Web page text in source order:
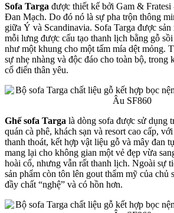
Sofa Targa được thiết kế bởi Gam &
Đan Mạch. Do đó nó là sự pha trộn thông
giữa Ý và Scandinavia. Sofa Targa được sản
mỗi lưng được cấu tạo thanh lịch bằng gỗ
như một khung cho một tấm mía dệt mỏng.
sự nhẹ nhàng và độc đáo cho toàn bộ, trong
cổ điển thân yêu.
Ghế sofa Targa là dòng sofa được sử dụng
quán cà phê, khách sạn và resort cao cấp,
thanh thoát, kết hợp vật liệu gỗ và mây đan
mang lại cho không gian một vẻ đẹp vừa
hoài cổ, nhưng vẫn rất thanh lịch. Ngoài sự
sản phẩm còn tôn lên gout thẩm mỹ của chủ
đầy chất “nghệ” và có hồn hơn.